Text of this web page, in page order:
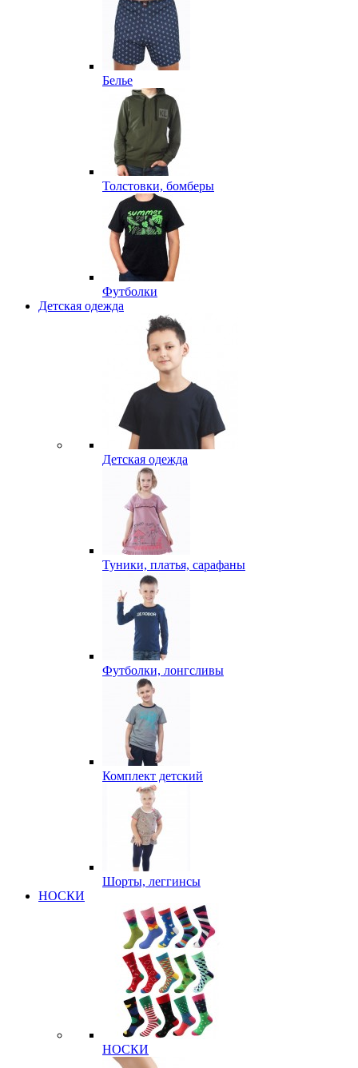
Белье
Толстовки, бомберы
Футболки
Детская одежда
Детская одежда
Туники, платья, сарафаны
Футболки, лонгсливы
Комплект детский
Шорты, леггинсы
НОСКИ
НОСКИ